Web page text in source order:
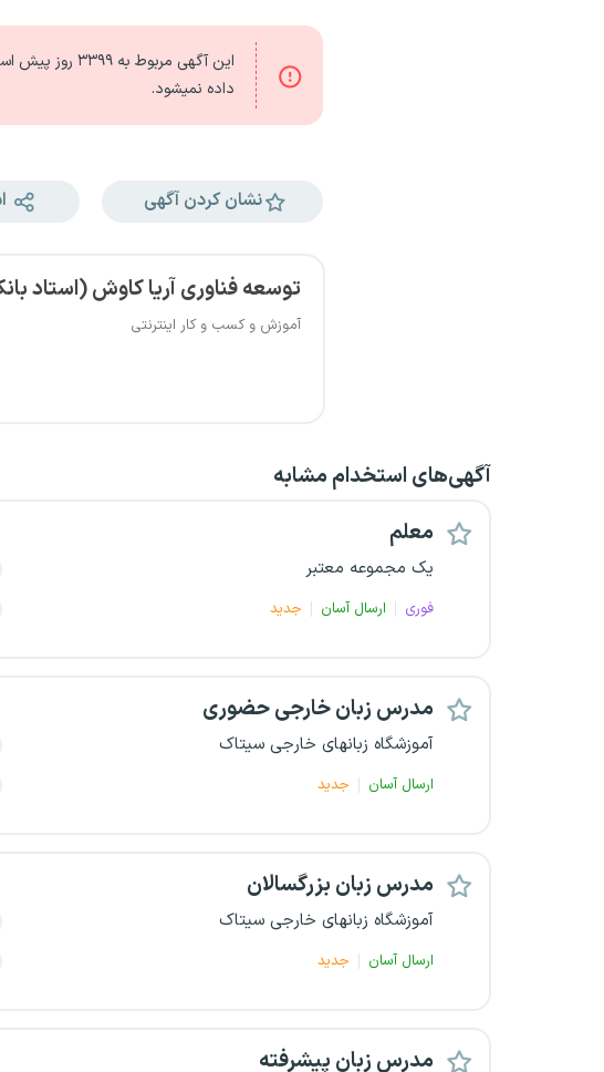
این آگهی مربوط به۳۳۹۹ روز
پیش
داده نمیشود.
نشان کردن آگهی
توسعه فناوری آریا کاوش (استاد
آموزش و کسب و کار اینترنتی
آگهی‌های استخدام مشابه
معلم
یک مجموعه معتبر
فوری ارسال آسان جدید
مدرس زبان خارجی حضوری
آموزشگاه زبانهای خارجی سیتاک
ارسال آسان جدید
مدرس زبان بزرگسالان
آموزشگاه زبانهای خارجی سیتاک
ارسال آسان جدید
مدرس زبان پیشرفته